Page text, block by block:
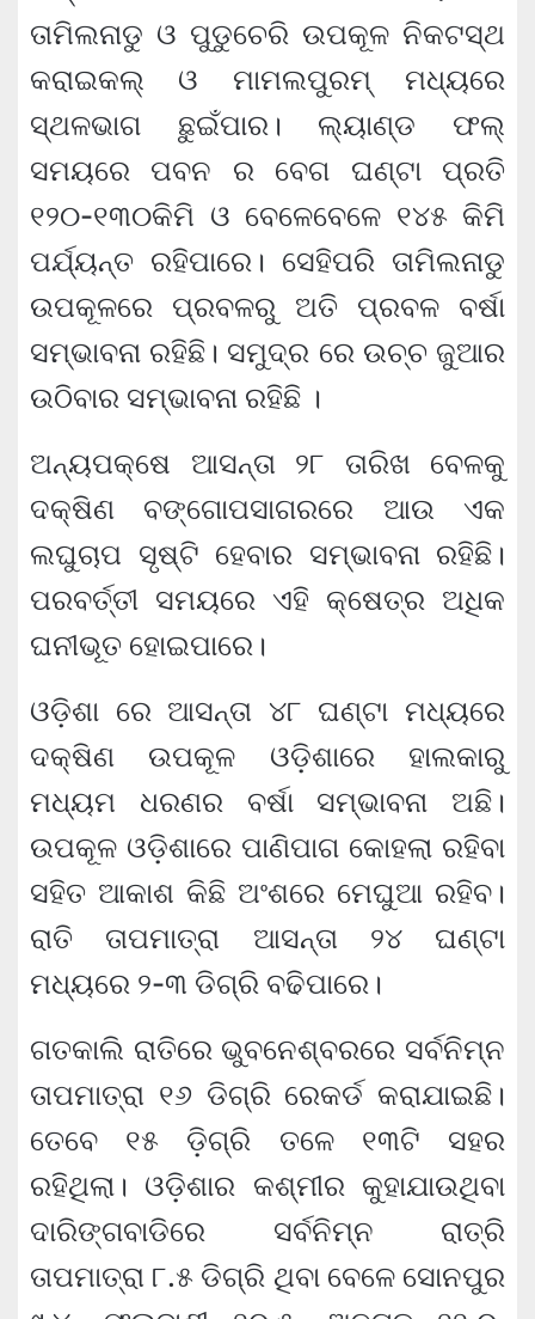
ତାମିଲନାଡୁ ଓ ପୁଡୁଚେରି ଉପକୂଳ ନିକଟସ୍ଥ
କରାଇକଲ୍ ଓ ମାମଲପୁରମ୍ ମଧ୍ୟରେ
ସ୍ଥଳଭାଗ ଛୁଇଁପାର। ଲ୍ୟାଣ୍ଡ ଫଲ୍
ସମୟରେ ପବନ ର ବେଗ ଘଣ୍ଟା ପ୍ରତି
୧୨୦-୧୩୦କିମି ଓ ବେଳେବେଳେ ୧୪୫ କିମି
ପର୍ଯ୍ୟନ୍ତ ରହିପାରେ। ସେହିପରି ତାମିଲନାଡୁ
ଉପକୂଳରେ ପ୍ରବଳରୁ ଅତି ପ୍ରବଳ ବର୍ଷା
ସମ୍ଭାବନା ରହିଛି। ସମୁଦ୍ର ରେ ଉଚ୍ଚ ଜୁଆର
ଉଠିବାର ସମ୍ଭାବନା ରହିଛି ।
ଅନ୍ୟପକ୍ଷେ ଆସନ୍ତା ୨୮ ତାରିଖ ବେଳକୁ
ଦକ୍ଷିଣ ବଙ୍ଗୋପସାଗରରେ ଆଉ ଏକ
ଲଘୁଚାପ ସୃଷ୍ଟି ହେବାର ସମ୍ଭାବନା ରହିଛି।
ପରବର୍ତ୍ତୀ ସମୟରେ ଏହି କ୍ଷେତ୍ର ଅଧିକ
ଘନୀଭୂତ ହୋଇପାରେ।
ଓଡ଼ିଶା ରେ ଆସନ୍ତା ୪୮ ଘଣ୍ଟା ମଧ୍ୟରେ
ଦକ୍ଷିଣ ଉପକୂଳ ଓଡ଼ିଶାରେ ହାଲକାରୁ
ମଧ୍ୟମ ଧରଣର ବର୍ଷା ସମ୍ଭାବନା ଅଛି।
ଉପକୂଳ ଓଡ଼ିଶାରେ ପାଣିପାଗ କୋହଲା ରହିବା
ସହିତ ଆକାଶ କିଛି ଅଂଶରେ ମେଘୁଆ ରହିବ।
ରାତି ତାପମାତ୍ରା ଆସନ୍ତା ୨୪ ଘଣ୍ଟା
ମଧ୍ୟରେ ୨-୩ ଡିଗ୍ରି ବଢିପାରେ।
ଗତକାଲି ରାତିରେ ଭୁବନେଶ୍ବରରେ ସର୍ବନିମ୍ନ
ତାପମାତ୍ରା ୧୬ ଡିଗ୍ରି ରେକର୍ଡ କରାଯାଇଛି।
ତେବେ ୧୫ ଡ଼ିଗ୍ରି ତଳେ ୧୩ଟି ସହର
ରହିଥିଲା। ଓଡ଼ିଶାର କଶ୍ମୀର କୁହାଯାଉଥିବା
ଦାରିଙ୍ଗବାଡିରେ ସର୍ବନିମ୍ନ ରାତ୍ରି
ତାପମାତ୍ରା ୮.୫ ଡିଗ୍ରି ଥିବା ବେଳେ ସୋନପୁର